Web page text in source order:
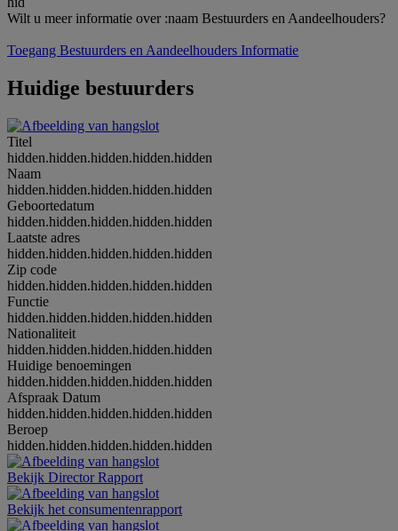
Wilt u meer informatie over :naam Bestuurders en Aandeelhouders?
Toegang Bestuurders en Aandeelhouders Informatie
Huidige bestuurders
Titel
hidden.hidden.hidden.hidden.hidden
Naam
hidden.hidden.hidden.hidden.hidden
Geboortedatum
hidden.hidden.hidden.hidden.hidden
Laatste adres
hidden.hidden.hidden.hidden.hidden
Zip code
hidden.hidden.hidden.hidden.hidden
Functie
hidden.hidden.hidden.hidden.hidden
Nationaliteit
hidden.hidden.hidden.hidden.hidden
Huidige benoemingen
hidden.hidden.hidden.hidden.hidden
Afspraak Datum
hidden.hidden.hidden.hidden.hidden
Beroep
hidden.hidden.hidden.hidden.hidden
Bekijk Director Rapport
Bekijk het consumentenrapport